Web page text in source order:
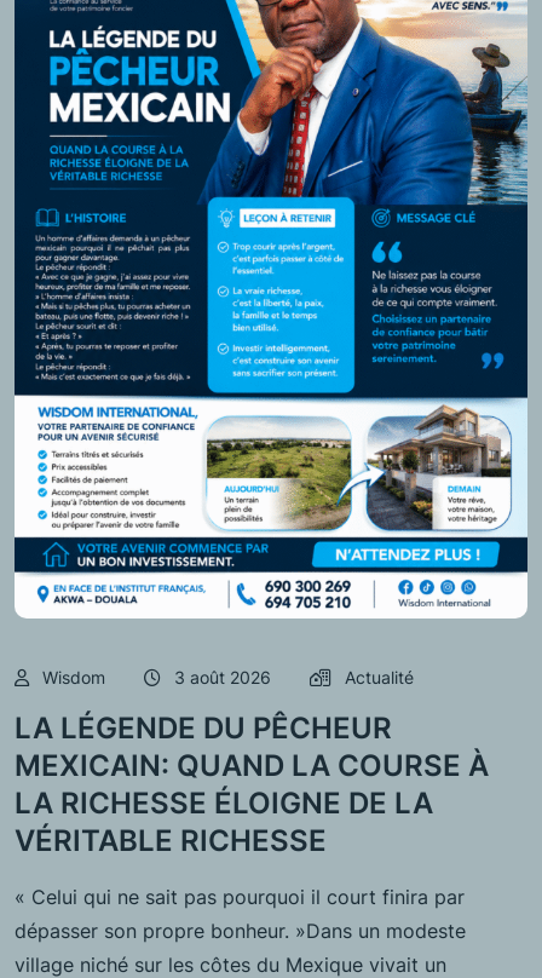
Wisdom 3 août 2026 Actualité
LA LÉGENDE DU PÊCHEUR
MEXICAIN: QUAND LA COURSE À
LA RICHESSE ÉLOIGNE DE LA
VÉRITABLE RICHESSE
« Celui qui ne sait pas pourquoi il court finira par
dépasser son propre bonheur. »Dans un modeste
village niché sur les côtes du Mexique vivait un